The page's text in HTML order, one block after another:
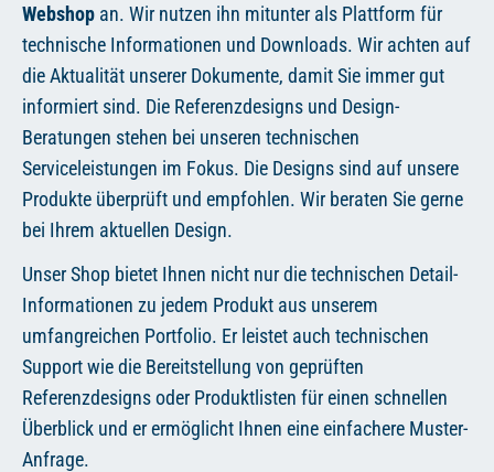
Webshopan. Wir nutzen ihn mitunter als Plattform für
technische Informationen und Downloads. Wir achten auf
die Aktualität unserer Dokumente, damit Sie immer gut
informiert sind. Die Referenzdesigns und Design-
Beratungen stehen bei unseren technischen
Serviceleistungen im Fokus. Die Designs sind auf unsere
Produkte überprüft und empfohlen. Wir beraten Sie gerne
bei Ihrem aktuellen Design.
Unser Shop bietet Ihnen nicht nur die technischen Detail-
Informationen zu jedem Produkt aus unserem
umfangreichen Portfolio. Er leistet auch technischen
Support wie die Bereitstellung von geprüften
Referenzdesigns oder Produktlisten für einen schnellen
Überblick und er ermöglicht Ihnen eine einfachere Muster-
Anfrage.